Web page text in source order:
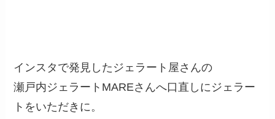
インスタで発見したジェラート屋さんの
瀬戸内ジェラートMAREさんへ口直しにジェラー
トをいただきに。